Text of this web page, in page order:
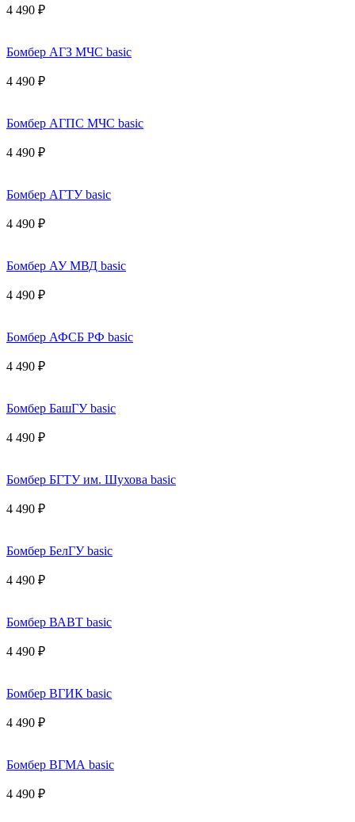
4 490 ₽
Бомбер АГЗ МЧС basic
4 490 ₽
Бомбер АГПС МЧС basic
4 490 ₽
Бомбер АГТУ basic
4 490 ₽
Бомбер АУ МВД basic
4 490 ₽
Бомбер АФСБ РФ basic
4 490 ₽
Бомбер БашГУ basic
4 490 ₽
Бомбер БГТУ им. Шухова basic
4 490 ₽
Бомбер БелГУ basic
4 490 ₽
Бомбер ВАВТ basic
4 490 ₽
Бомбер ВГИК basic
4 490 ₽
Бомбер ВГМА basic
4 490 ₽